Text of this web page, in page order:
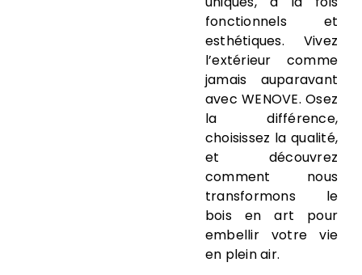
fonctionnels et
esthétiques. Vivez
l’extérieur comme
jamais auparavant
avec WENOVE. Osez
la différence,
choisissez la qualité,
et découvrez
comment nous
transformons le
bois en art pour
embellir votre vie
en plein air.